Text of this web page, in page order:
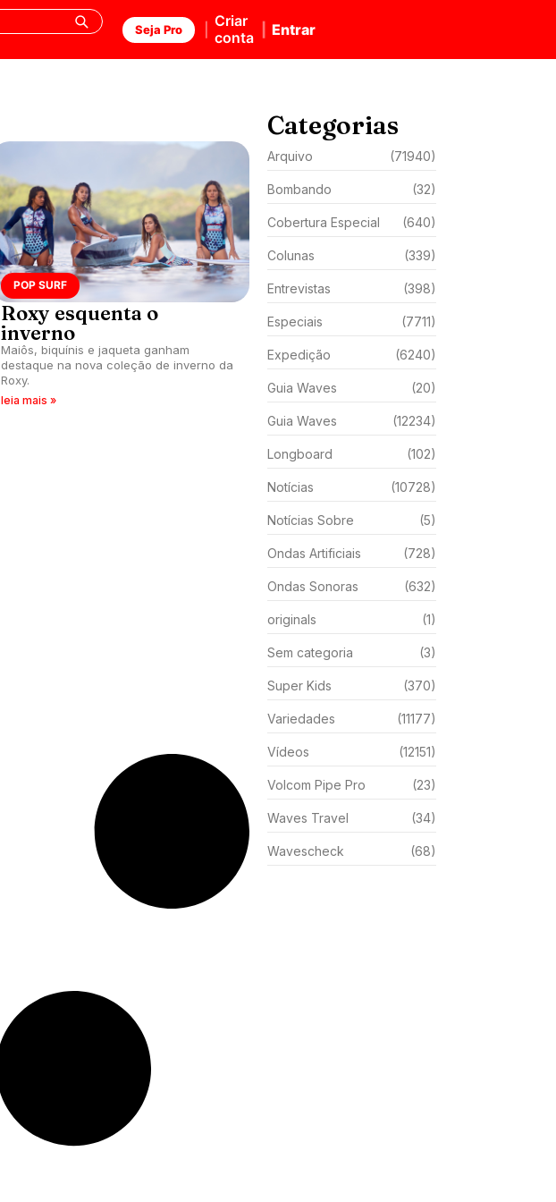
Seja Pro
Criar
conta
Entrar
POP SURF
Roxy esquenta o
inverno
Maiôs, biquínis e jaqueta ganham
destaque na nova coleção de inverno da
Roxy.
leia mais »
Categorias
Arquivo (71940)
Bombando (32)
Cobertura Especial (640)
Colunas (339)
Entrevistas (398)
Especiais (7711)
Expedição (6240)
Guia Waves (20)
Guia Waves (12234)
Longboard (102)
Notícias (10728)
Notícias Sobre (5)
Ondas Artificiais (728)
Ondas Sonoras (632)
originals (1)
Sem categoria (3)
Super Kids (370)
Variedades (11177)
Vídeos (12151)
Volcom Pipe Pro (23)
Waves Travel (34)
Wavescheck (68)